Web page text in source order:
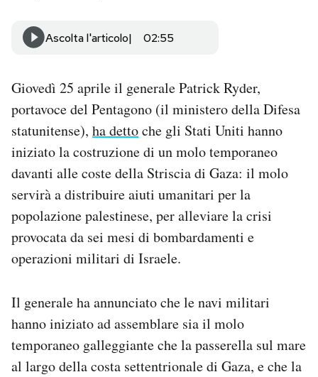
Area Personale
Newsletter
Regala il Post
Hai bisogno di aiuto?
Esci
Ascolta l'articolo 02:55
Giovedì 25 aprile il generale Patrick Ryder,
portavoce del Pentagono (il ministero della Difesa
statunitense), ha dettoche gli Stati Uniti hanno
iniziato la costruzione di un molo temporaneo
davanti alle coste della Striscia di Gaza: il molo
servirà a distribuire aiuti umanitari per la
popolazione palestinese, per alleviare la crisi
provocata da sei mesi di bombardamenti e
operazioni militari di Israele.
Il generale ha annunciato che le navi militari
hanno iniziato ad assemblare sia il molo
temporaneo galleggiante che la passerella sul mare
al largo della costa settentrionale di Gaza, e che la